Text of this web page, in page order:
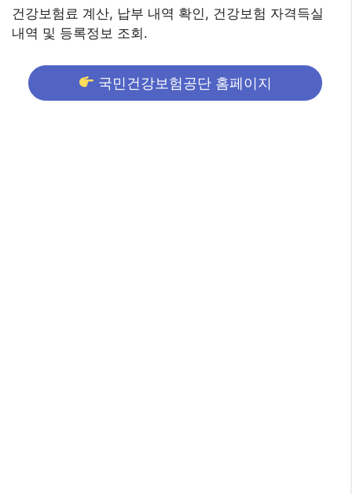
건강보험료 계산, 납부 내역 확인, 건강보험 자격득실
내역 및 등록정보 조회.
국민건강보험공단 홈페이지